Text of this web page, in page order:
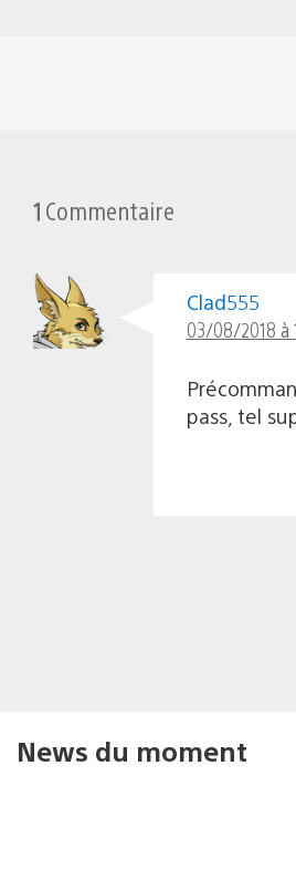
1 Commentaire
Clad555
03/08/2018 à
pass, tel
News du moment